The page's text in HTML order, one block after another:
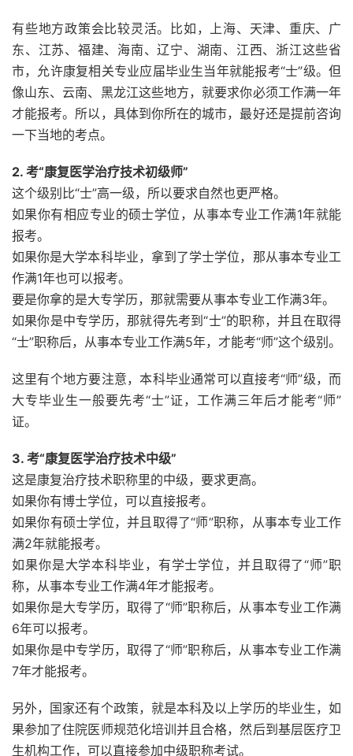
有些地方政策会比较灵活。比如，上海、天津、重庆、广
东、江苏、福建、海南、辽宁、湖南、江西、浙江这些省
市，允许康复相关专业应届毕业生当年就能报考“士”级。但
像山东、云南、黑龙江这些地方，就要求你必须工作满一年
才能报考。所以，具体到你所在的城市，最好还是提前咨询
一下当地的考点。
2. 考“康复医学治疗技术初级师”
这个级别比“士”高一级，所以要求自然也更严格。
如果你有相应专业的硕士学位，从事本专业工作满1年就能
报考。
如果你是大学本科毕业，拿到了学士学位，那从事本专业工
作满1年也可以报考。
要是你拿的是大专学历，那就需要从事本专业工作满3年。
如果你是中专学历，那就得先考到“士”的职称，并且在取得
“士”职称后，从事本专业工作满5年，才能考“师”这个级别。
这里有个地方要注意，本科毕业通常可以直接考“师”级，而
大专毕业生一般要先考“士”证，工作满三年后才能考“师”
证。
3. 考“康复医学治疗技术中级”
这是康复治疗技术职称里的中级，要求更高。
如果你有博士学位，可以直接报考。
如果你有硕士学位，并且取得了“师”职称，从事本专业工作
满2年就能报考。
如果你是大学本科毕业，有学士学位，并且取得了“师”职
称，从事本专业工作满4年才能报考。
如果你是大专学历，取得了“师”职称后，从事本专业工作满
6年可以报考。
如果你是中专学历，取得了“师”职称后，从事本专业工作满
7年才能报考。
另外，国家还有个政策，就是本科及以上学历的毕业生，如
果参加了住院医师规范化培训并且合格，然后到基层医疗卫
生机构工作，可以直接参加中级职称考试。